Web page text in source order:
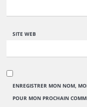
SITE WEB
ENREGISTRER MON NOM,
POUR MON PROCHAIN